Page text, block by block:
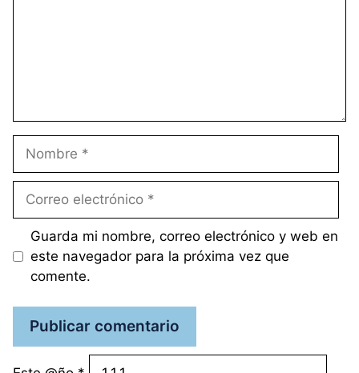
electrónico
Guarda mi nombre, correo electrónico y web en
este navegador para la próxima vez que
comente.